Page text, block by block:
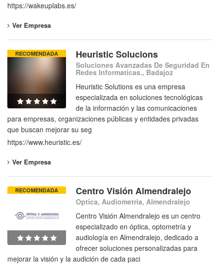
https://wakeuplabs.es/
Ver Empresa
RECOMENDADA Heuristic Solucions
Soluciones Avanzadas De Seguridad En
Redes Informaticas., Badajoz
Heuristic Solutions es una empresa
especializada en soluciones tecnológicas
de la información y las comunicaciones
para empresas, organizaciones públicas y entidades privadas
que buscan mejorar su seg
https://www.heuristic.es/
Ver Empresa
RECOMENDADA Centro Visión Almendralejo
Optica, Audiometria, Almendralejo
Centro Visión Almendralejo es un centro
especializado en óptica, optometría y
audiología en Almendralejo, dedicado a
ofrecer soluciones personalizadas para
mejorar la visión y la audición de cada paci